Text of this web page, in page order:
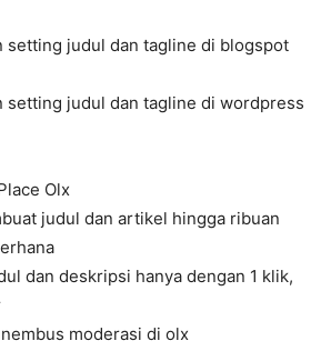
setting judul dan tagline di blogspot
setting judul dan tagline di wordpress
Olx
judul dan artikel hingga ribuan
dan deskripsi hanya dengan 1 klik,
moderasi di olx